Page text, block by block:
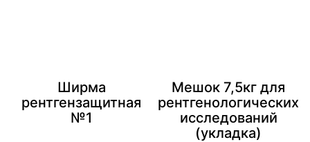
Ширма
рентгензащитная
№1
Мешок 7,5кг для
рентгенологических
исследований
(укладка)